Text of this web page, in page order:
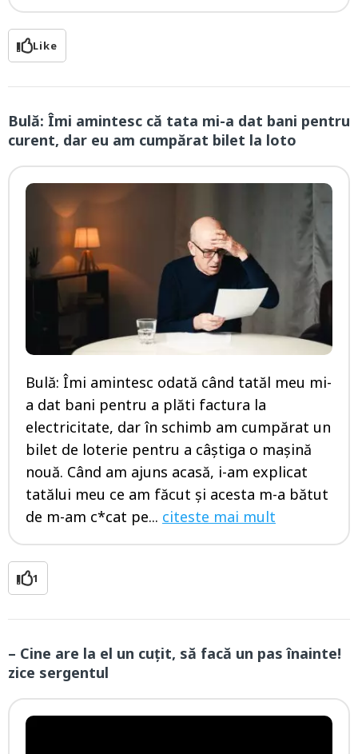
Like
Bulă: Îmi amintesc că tata mi-a dat bani pentru
curent, dar eu am cumpărat bilet la loto
Bulă: Îmi amintesc odată când tatăl meu mi-
a dat bani pentru a plăti factura la
electricitate, dar în schimb am cumpărat un
bilet de loterie pentru a câștiga o mașină
nouă. Când am ajuns acasă, i-am explicat
tatălui meu ce am făcut și acesta m-a bătut
de m-am c*cat pe... citeste mai mult
1
– Cine are la el un cuțit, să facă un pas înainte!
zice sergentul